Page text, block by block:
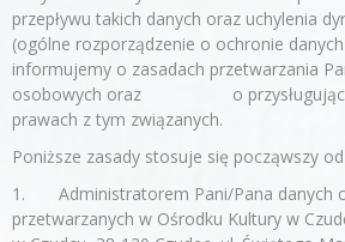
przepływu takich danych oraz uchylenia
(ogólne rozporządzenie o ochronie danych
informujemy o zasadach przetwarzania
osobowych oraz o
prawach z tym związanych.
Poniższe zasady stosuje się począwszy
1. Administratorem Pani/Pana danych
przetwarzanych w Ośrodku Kultury w